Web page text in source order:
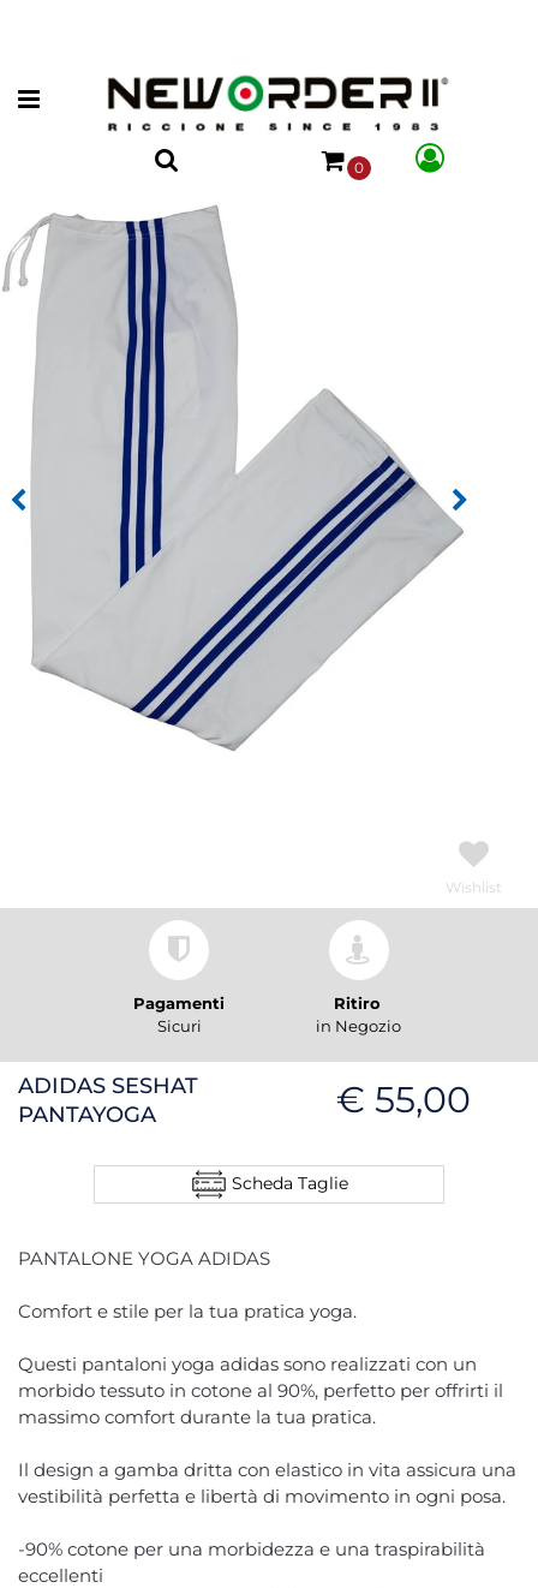
Open menu
0
Wishlist
Pagamenti
Sicuri
Ritiro
in Negozio
ADIDAS SESHAT
PANTAYOGA
€ 55,00
Scheda Taglie
PANTALONE YOGA ADIDAS
Comfort e stile per la tua pratica yoga.
Questi pantaloni yoga adidas sono realizzati con un
morbido tessuto in cotone al 90%, perfetto per offrirti il
massimo comfort durante la tua pratica.
Il design a gamba dritta con elastico in vita assicura una
vestibilità perfetta e libertà di movimento in ogni posa.
-90% cotone per una morbidezza e una traspirabilità
eccellenti